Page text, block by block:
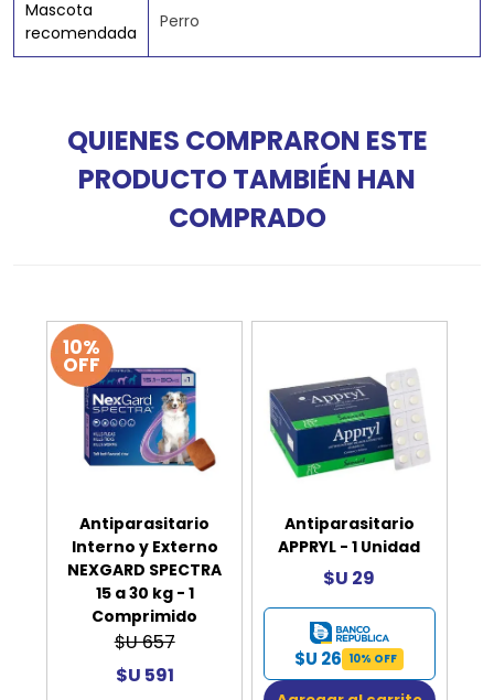
Mascota
recomendada
Perro
QUIENES COMPRARON ESTE
PRODUCTO TAMBIÉN HAN
COMPRADO
10%
OFF
Antiparasitario
Interno y Externo
NEXGARD SPECTRA
15 a 30 kg - 1
Comprimido
$U 657
$U 591
Antiparasitario
APPRYL - 1 Unidad
$U 29
$U 26 10% OFF